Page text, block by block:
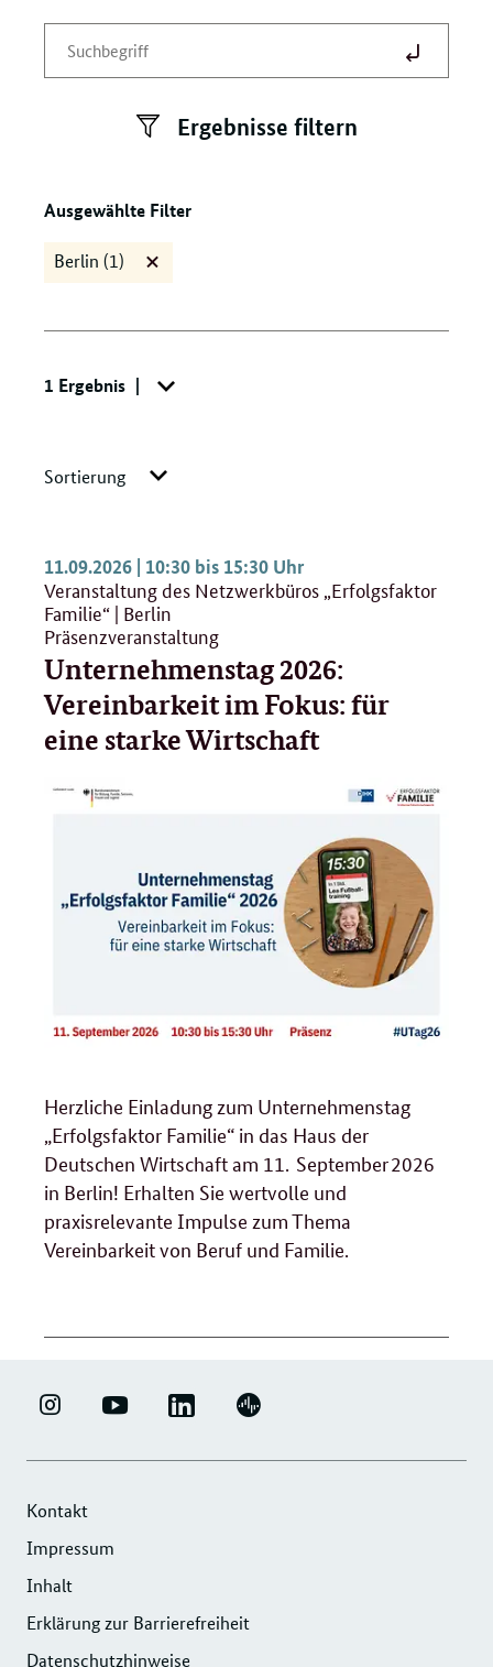
Suchbegriff
Suche
Ergebnisse filtern
Ausgewählte Filter
Berlin (1)
Filter
"Berlin"
löschen
Suche:
1 Ergebnis
Navigation
Sortierung
Navigation
11.09.2026 | 10:30 bis 15:30 Uhr
Veranstaltung des Netzwerkbüros „Erfolgsfaktor
Familie“ | Berlin
Präsenzveranstaltung
Unternehmenstag 2026:
Vereinbarkeit im Fokus: für
eine starke Wirtschaft
Herzliche Einladung zum Unternehmenstag
„Erfolgsfaktor Familie“ in das Haus der
Deutschen Wirtschaft am 11. September 2026
in Berlin! Erhalten Sie wertvolle und
praxisrelevante Impulse zum Thema
Vereinbarkeit von Beruf und Familie.
ERFOLGSFAKTOR
INSTAGRAM
UND
VIDEOS
YOUTUBE LINKEDIN
UNTERNEHMENSNETZWERK
SERVICE
PODIGEE
SERVICE
Kontakt
Impressum
Inhalt
Erklärung zur Barrierefreiheit
Datenschutzhinweise